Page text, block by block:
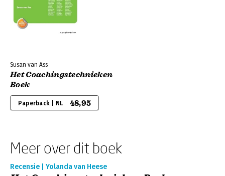
Susan van Ass
Het Coachingstechnieken
Boek
Paperback | NL 48,95
Meer over dit boek
Recensie | Yolanda van Heese